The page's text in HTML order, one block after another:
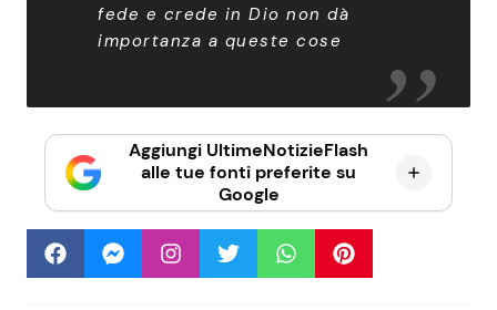
fede e crede in Dio non dà
importanza a queste cose
Aggiungi UltimeNotizieFlash
alle tue fonti preferite su
Google